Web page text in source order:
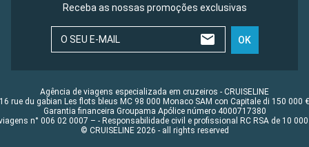
Receba as nossas promoções exclusivas
O SEU E-MAIL OK
Agência de viagens especializada em cruzeiros - CRUISELINE
16 rue du gabian Les flots bleus MC 98 000 Monaco SAM con Capitale di 150 000 €
Garantia financeira Groupama Apólice número 4000717380
n° 006 02 0007 – - Responsabilidade civil e profissional RC RSA de 10 000
© CRUISELINE 2026 - all rights reserved